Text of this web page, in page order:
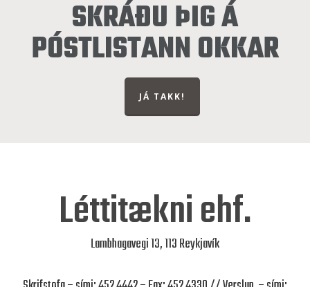
SKRÁÐU ÞIG Á
PÓSTLISTANN OKKAR
JÁ TAKK!
Léttitækni ehf.
Lambhagavegi 13, 113 Reykjavík